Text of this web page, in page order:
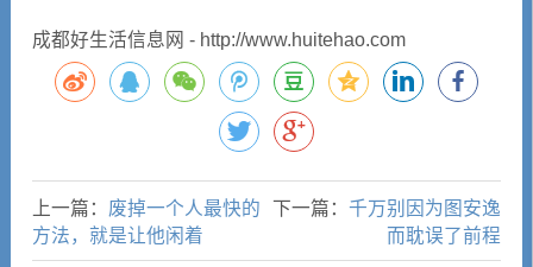
成都好生活信息网 - http://www.huitehao.com
上一篇： 废掉一个人最快的
方法，就是让他闲着
下一篇：千万别因为图安逸
而耽误了前程